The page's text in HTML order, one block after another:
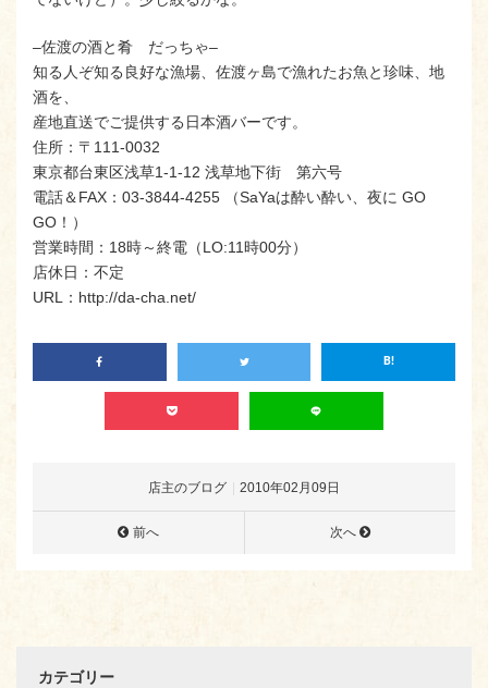
–佐渡の酒と肴 だっちゃ–
知る人ぞ知る良好な漁場、佐渡ヶ島で漁れたお魚と珍味、地
酒を、
産地直送でご提供する日本酒バーです。
住所：〒111-0032
東京都台東区浅草1-1-12 浅草地下街 第六号
電話＆FAX：03-3844-4255 （SaYaは酔い酔い、夜に GO
GO！）
営業時間：18時～終電（LO:11時00分）
店休日：不定
URL：http://da-cha.net/
店主のブログ 2010年02月09日
前へ 次へ
カテゴリー